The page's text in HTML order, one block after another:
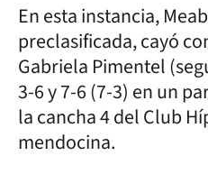
En esta instancia,
preclasificada, cayó
Gabriela Pimentel
3-6 y 7-6 (7-3) en un
la cancha 4 del Club
mendocina.